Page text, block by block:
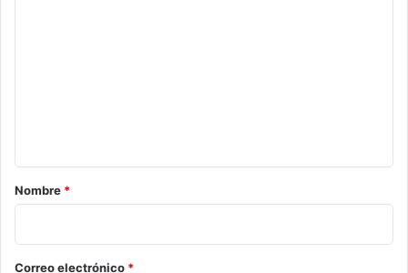
r
o
*
Nombre *
Correo electrónico *